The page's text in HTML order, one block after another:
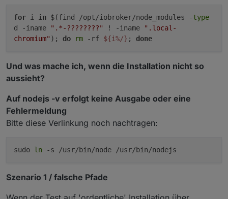
for i in $(find /opt/iobroker/node_modules -type
d -iname
".*-????????" ! -iname
".local-
chromium" ); do rm -rf ${i%/} ; done
Und was mache ich, wenn die Installation nicht so
aussieht?
Auf nodejs -v erfolgt keine Ausgabe oder eine
Fehlermeldung
Bitte diese Verlinkung noch nachtragen:
sudo ln -s /usr/bin/node /usr/bin/nodejs
Szenario 1 / falsche Pfade